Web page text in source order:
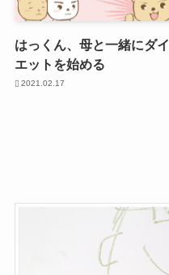
はっくん、母と一緒にダイ
エットを始める
2021.02.17